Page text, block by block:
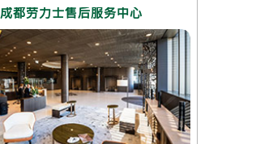
成都劳力士售后服务中心